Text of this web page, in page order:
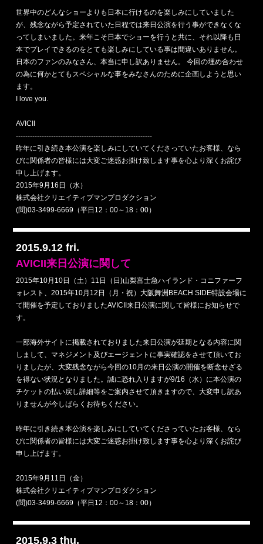
世界中のどんなショーよりも日本に行けるのを楽しみにしていました
が、残念ながら予定されていた日程では来日公演を行う事ができなくな
ってしまいました。来年こそ日本でショーを行うと共に、それ以降も日
本でプレイできるのをとても楽しみにしている事は間違いありません。
日本のファンのみなさん、本当に申し訳ありません。 今回の埋め合わせ
の為に何かとてもスペシャルな事をみなさんのために企画しようと思い
ます。
I love you.
AVICII
----------------------------------------------------------
昨年に引き続き本公演を楽しみにしていてくださっていたお客様、なら
びに関係者の皆様には大変ご迷惑お掛け致します事を心より深くお詫び
申し上げます。
2015年9月16日（水）
株式会社クリエイティブマンプロダクション
(問)03-3499-6669（平日12：00～18：00）
2015.9.12 fri.
AVICII来日公演に関して
2015年10月10日（土）11日（日)山梨富士急ハイランド・コニファーフ
ォレスト、2015年10月12日（月・祝）大阪舞洲BEACH SIDE特設会場に
て開催を予定しておりましたAVICII来日公演に関して皆様にお知らせで
す。
一部海外サイトに掲載されておりました来日公演が延期となる内容に関
しまして、マネジメント及びエージェントに事実確認をさせて頂いてお
りましたが、大変残念ながら今回の10月の来日公演の開催を断念せざる
を得ない状況となりました。誠に恐れ入りますが9/16（水）に本公演の
チケットの払い戻し詳細等をご案内させて頂きますので、大変申し訳あ
りませんが今しばらくお待ちください。
昨年に引き続き本公演を楽しみにしていてくださっていたお客様、なら
びに関係者の皆様には大変ご迷惑お掛け致します事を心より深くお詫び
申し上げます。
2015年9月11日（金）
株式会社クリエイティブマンプロダクション
(問)03-3499-6669（平日12：00～18：00）
2015.9.3 thu.